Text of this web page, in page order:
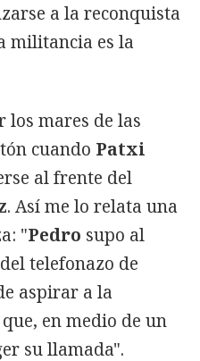
a la reconquista
militancia es la
los mares de las
cuando Patxi
al frente del
. Así me lo relata una
"Pedro supo al
telefonazo de
aspirar a la
en medio de un
su llamada".